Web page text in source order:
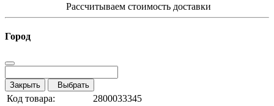
Рассчитываем стоимость доставки
Город
Закрыть Выбрать
Код товара:
2800033345